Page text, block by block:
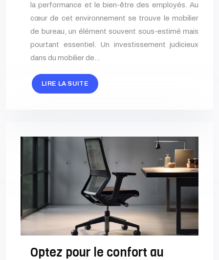
la performance et le bien-être des employés. Au
cœur de cet environnement se trouve le mobilier
de bureau, un élément souvent sous-estimé mais
pourtant essentiel. Un investissement judicieux
dans du mobilier de…
LIRE LA SUITE
Optez pour le confort au